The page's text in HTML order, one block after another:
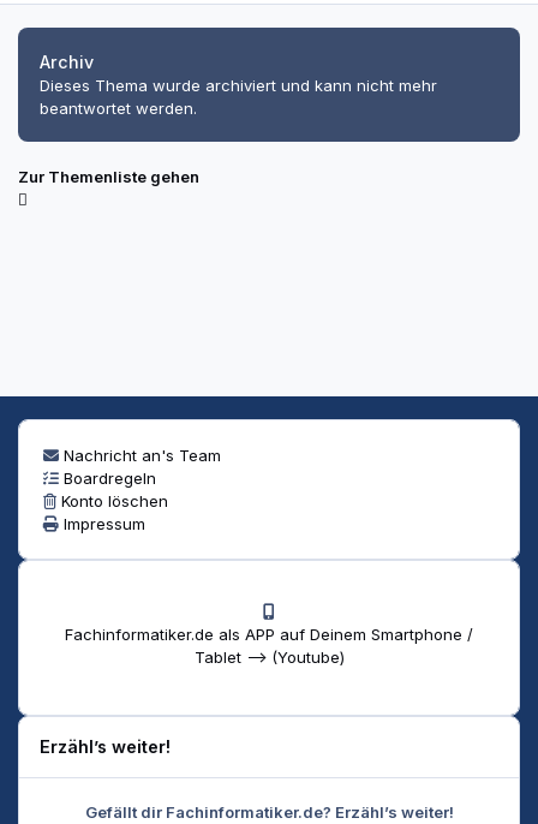
Archiv
Dieses Thema wurde archiviert und kann nicht mehr
beantwortet werden.
Zur Themenliste gehen
Nachricht an's Team
Boardregeln
Konto löschen
Impressum
Fachinformatiker.de als APP auf Deinem Smartphone /
Tablet --> (Youtube)
Erzähl’s weiter!
Gefällt dir Fachinformatiker.de? Erzähl’s weiter!